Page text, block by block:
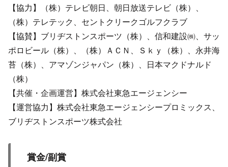
【協力】（株）テレビ朝日、朝日放送テレビ（株）、
（株）テレテック、セントクリークゴルフクラブ
【協賛】ブリヂストンスポーツ（株）、信和建設㈱、サッ
ポロビール（株）、（株）ＡＣＮ、Ｓｋｙ（株）、永井海
苔（株）、アマゾンジャパン（株）、日本マクドナルド
（株）
【共催・企画運営】株式会社東急エージェンシー
【運営協力】株式会社東急エージェンシープロミックス、
ブリヂストンスポーツ株式会社
賞金/副賞